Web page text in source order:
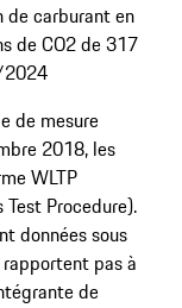
de carburant en
de CO2 de 317
de mesure
2018, les
WLTP
Procedure).
données sous
pas à
de